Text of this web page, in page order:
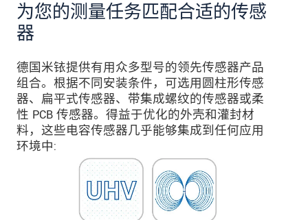
为您的测量任务匹配合适的传感
器
德国米铱提供有用众多型号的领先传感器产品
组合。根据不同安装条件，可选用圆柱形传感
器、扁平式传感器、带集成螺纹的传感器或柔
性 PCB 传感器。得益于优化的外壳和灌封材
料，这些电容传感器几乎能够集成到任何应用
环境中: